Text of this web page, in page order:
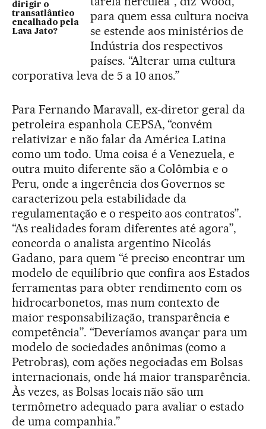
dirigir o
transatlântico
encalhado pela
Lava Jato?
para quem essa cultura nociva
se estende aos ministérios de
Indústria dos respectivos
países. “Alterar uma cultura
corporativa leva de 5 a 10 anos.”
Para Fernando Maravall, ex-diretor geral da
petroleira espanhola CEPSA, “convém
relativizar e não falar da América Latina
como um todo. Uma coisa é a Venezuela, e
outra muito diferente são a Colômbia e o
Peru, onde a ingerência dos Governos se
caracterizou pela estabilidade da
regulamentação e o respeito aos contratos”.
“As realidades foram diferentes até agora”,
concorda o analista argentino Nicolás
Gadano, para quem “é preciso encontrar um
modelo de equilíbrio que confira aos Estados
ferramentas para obter rendimento com os
hidrocarbonetos, mas num contexto de
maior responsabilização, transparência e
competência”. “Deveríamos avançar para um
modelo de sociedades anônimas (como a
Petrobras), com ações negociadas em Bolsas
internacionais, onde há maior transparência.
Às vezes, as Bolsas locais não são um
termômetro adequado para avaliar o estado
de uma companhia.”